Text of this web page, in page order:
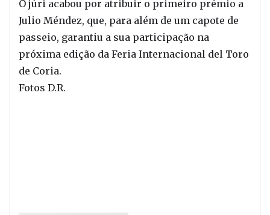
O júri acabou por atribuir o primeiro prémio a
Julio Méndez, que, para além de um capote de
passeio, garantiu a sua participação na
próxima edição da Feria Internacional del Toro
de Coria.
Fotos D.R.